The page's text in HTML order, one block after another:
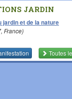
JARDIN
jardin et de la nature
France)
Toutes